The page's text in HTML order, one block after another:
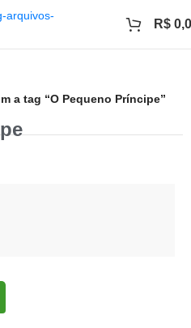
R$
a tag “O Pequeno Príncipe”